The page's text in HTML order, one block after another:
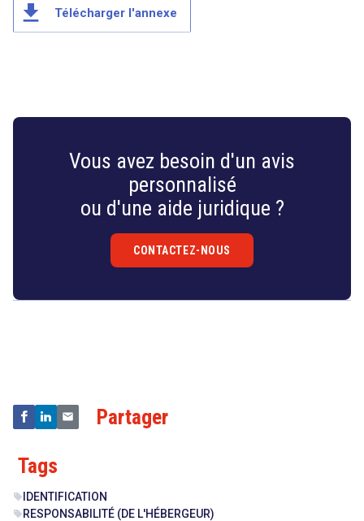
file_download Télécharger l'annexe
Vous avez besoin d'un avis
personnalisé
ou d'une aide juridique ?
CONTACTEZ-NOUS
Partager
Tags
sell IDENTIFICATION
sell RESPONSABILITÉ (DE L'HÉBERGEUR)